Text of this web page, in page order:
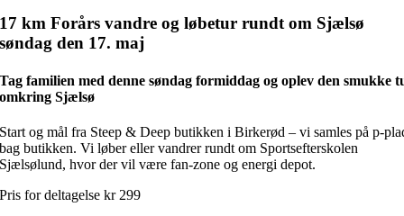
17 km Forårs vandre og løbetur rundt om Sjælsø
søndag den 17. maj
Tag familien med denne søndag formiddag og oplev den smukke
omkring Sjælsø
Start og mål fra Steep & Deep butikken i Birkerød – vi samles på p-
bag butikken. Vi løber eller vandrer rundt om Sportsefterskolen
Sjælsølund, hvor der vil være fan-zone og energi depot.
Pris for deltagelse kr 299